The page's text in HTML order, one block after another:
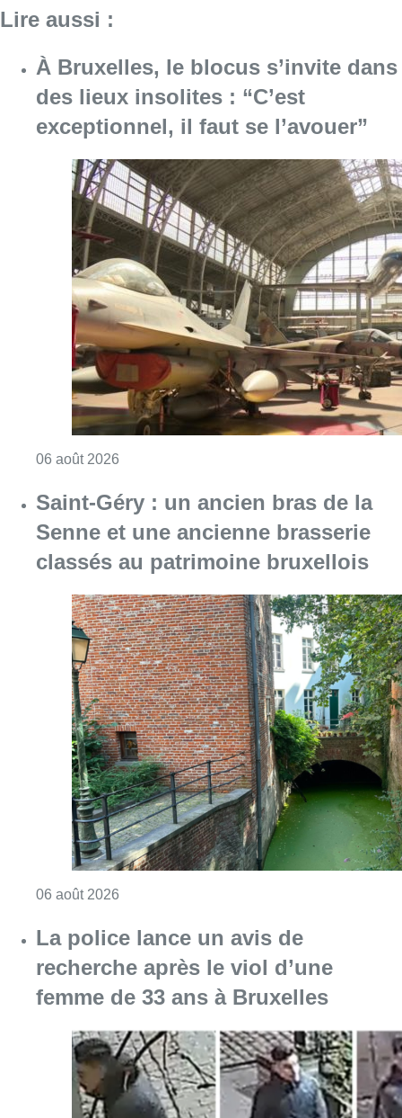
Lire aussi :
À Bruxelles, le blocus s’invite dans
des lieux insolites : “C’est
exceptionnel, il faut se l’avouer”
06 août 2026
Saint-Géry : un ancien bras de la
Senne et une ancienne brasserie
classés au patrimoine bruxellois
06 août 2026
La police lance un avis de
recherche après le viol d’une
femme de 33 ans à Bruxelles